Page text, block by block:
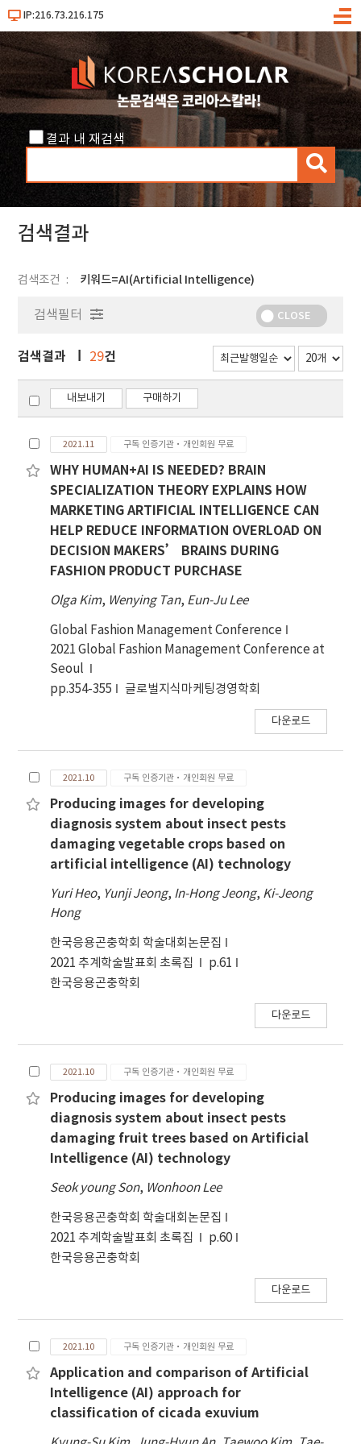
IP:216.73.216.175
메
결과 내 재검색
검
색
검색결과
검색조건 키워드=AI(Artificial Intelligence)
검색필터 CLOSE
검색결과 29건
내보내기 구매하기
2021.11 구독 인증기관·개인회원 무료
WHY HUMAN+AI IS NEEDED? BRAIN
SPECIALIZATION THEORY EXPLAINS HOW
MARKETING ARTIFICIAL INTELLIGENCE CAN
HELP REDUCE INFORMATION OVERLOAD ON
DECISION MAKERS’ BRAINS DURING
FASHION PRODUCT PURCHASE
Olga Kim, Wenying Tan, Eun-Ju Lee
Global Fashion Management Conference
2021 Global Fashion Management Conference at
Seoul
pp.354-355
글로벌지식마케팅경영학회
다운로드
2021.10 구독 인증기관·개인회원 무료
Producing images for developing
diagnosis system about insect pests
damaging vegetable crops based on
artificial intelligence (AI) technology
Yuri Heo, Yunji Jeong, In-Hong Jeong, Ki-Jeong
Hong
한국응용곤충학회 학술대회논문집
2021 추계학술발표회 초록집
p.61
한국응용곤충학회
다운로드
2021.10 구독 인증기관·개인회원 무료
Producing images for developing
diagnosis system about insect pests
damaging fruit trees based on Artificial
Intelligence (AI) technology
Seok young Son, Wonhoon Lee
한국응용곤충학회 학술대회논문집
2021 추계학술발표회 초록집
p.60
한국응용곤충학회
다운로드
2021.10 구독 인증기관·개인회원 무료
Application and comparison of Artificial
Intelligence (AI) approach for
classification of cicada exuvium